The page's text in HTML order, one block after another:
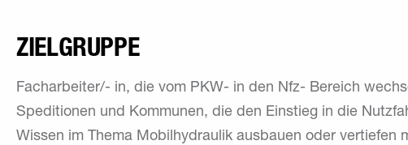
ZIELGRUPPE
Facharbeiter/- in, die vom PKW- in den Nfz- Bereich
Speditionen und Kommunen, die den Einstieg in die
Wissen im Thema Mobilhydraulik ausbauen oder vertiefen